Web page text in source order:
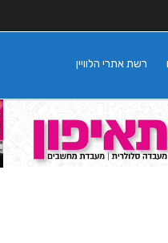
רשת אתרי הלוויין